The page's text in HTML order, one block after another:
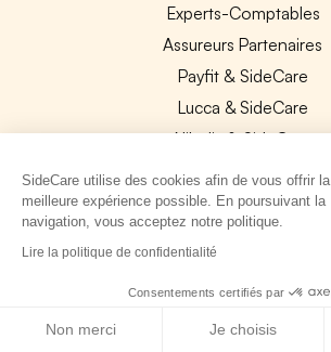
Experts-Comptables
Assureurs Partenaires
Payfit & SideCare
Lucca & SideCare
Nibelis & SideCare
Livi & SideCare
Lianeli & SideCare
API & INTEGRATIONS
API SideCare
SideCare utilise des cookies afin de vous offrir la
meilleure expérience possible. En poursuivant la
navigation, vous acceptez notre politique.
Lire la politique de confidentialité
Consentements certifiés par
Non merci Je choisis